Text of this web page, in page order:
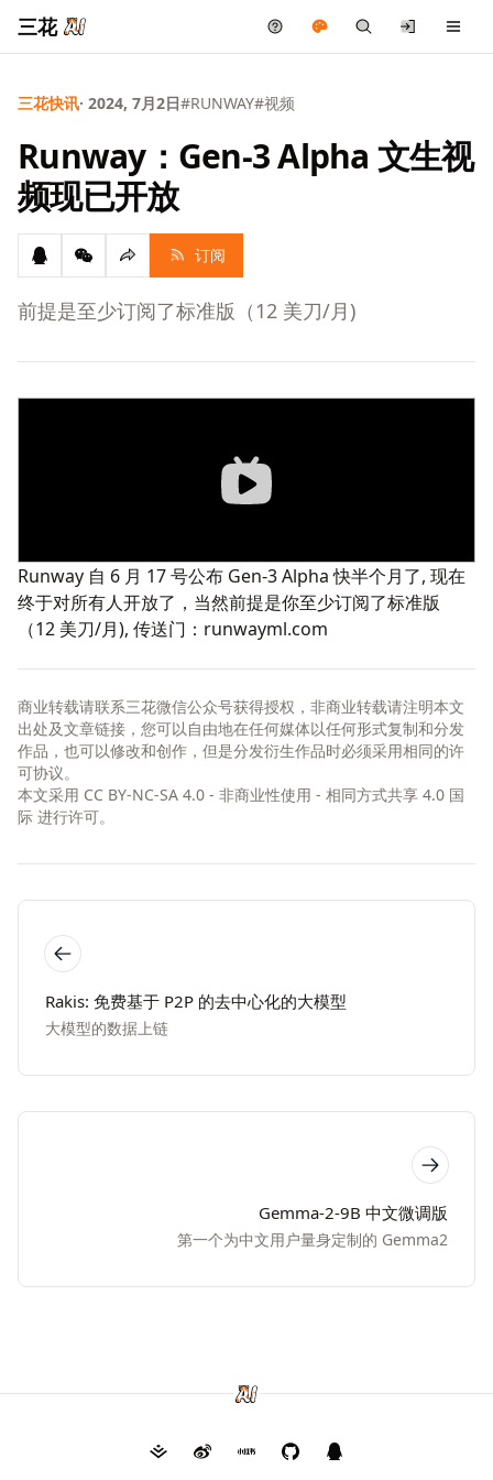
三花
三花快讯· 2024, 7月2日#RUNWAY#视频
Runway：Gen-3 Alpha 文生视
频现已开放
订阅
前提是至少订阅了标准版（12 美刀/月)
Runway 自 6 月 17 号公布 Gen-3 Alpha快半个月了, 现在
终于对所有人开放了，当然前提是你至少订阅了标准版
（12 美刀/月), 传送门： runwayml.com
商业转载请联系三花微信公众号获得授权，非商业转载请注明本文
出处及文章链接，您可以自由地在任何媒体以任何形式复制和分发
作品，也可以修改和创作，但是分发衍生作品时必须采用相同的许
可协议。
本文采用 CC BY-NC-SA 4.0 - 非商业性使用 - 相同方式共享 4.0 国
际 进行许可。
Rakis: 免费基于 P2P 的去中心化的大模型
大模型的数据上链
Gemma-2-9B 中文微调版
第一个为中文用户量身定制的 Gemma2